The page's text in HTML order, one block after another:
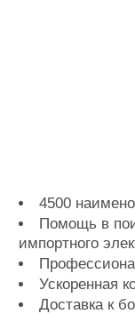
4500
Помощь в
импортного
Ускоренная
Доставка к